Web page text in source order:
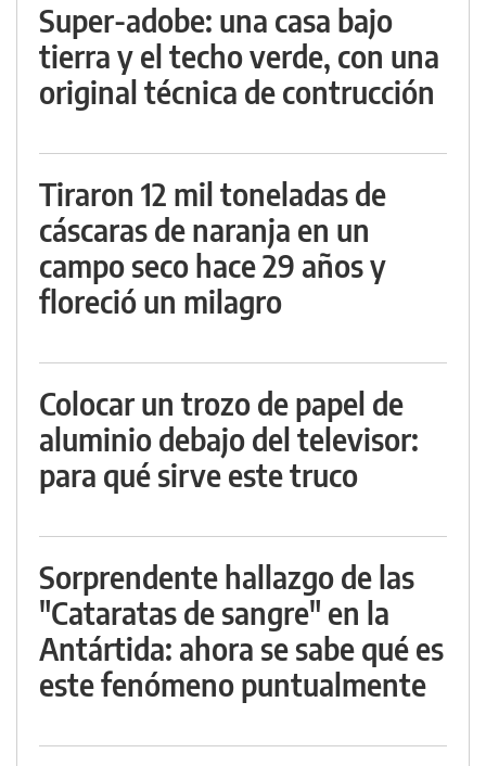
Super-adobe: una casa bajo
tierra y el techo verde, con una
original técnica de contrucción
Tiraron 12 mil toneladas de
cáscaras de naranja en un
campo seco hace 29 años y
floreció un milagro
Colocar un trozo de papel de
aluminio debajo del televisor:
para qué sirve este truco
Sorprendente hallazgo de las
"Cataratas de sangre" en la
Antártida: ahora se sabe qué es
este fenómeno puntualmente